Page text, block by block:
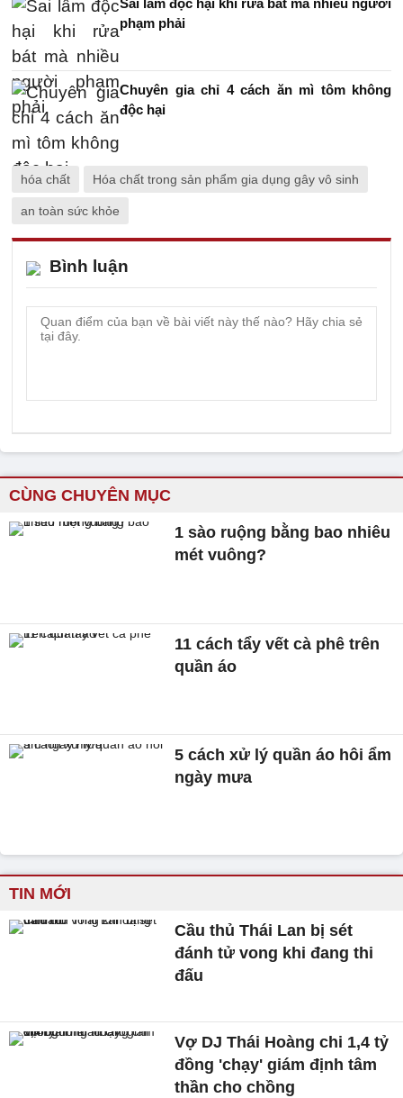
Sai lầm độc hại khi rửa bát mà nhiều người
phạm phải
Chuyên gia chỉ 4 cách ăn mì tôm không
độc hại
hóa chất Hóa chất trong sản phẩm gia dụng gây vô sinh
an toàn sức khỏe
Bình luận
CÙNG CHUYÊN MỤC
1 sào ruộng bằng bao nhiêu
mét vuông?
11 cách tẩy vết cà phê trên
quần áo
5 cách xử lý quần áo hôi ẩm
ngày mưa
TIN MỚI
Cầu thủ Thái Lan bị sét
đánh tử vong khi đang thi
đấu
Vợ DJ Thái Hoàng chi 1,4 tỷ
đồng 'chạy' giám định tâm
thần cho chồng